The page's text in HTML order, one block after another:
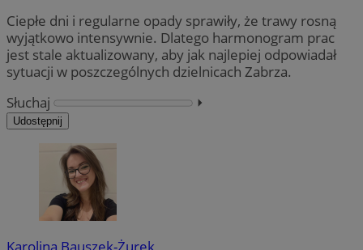
Ciepłe dni i regularne opady sprawiły, że trawy rosną
wyjątkowo intensywnie. Dlatego harmonogram prac
jest stale aktualizowany, aby jak najlepiej odpowiadał
sytuacji w poszczególnych dzielnicach Zabrza.
Słuchaj
⏵︎
Udostępnij